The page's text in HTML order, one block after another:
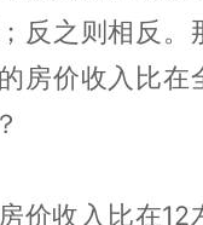
反之则相反。
房价收入比在
价收入比在12